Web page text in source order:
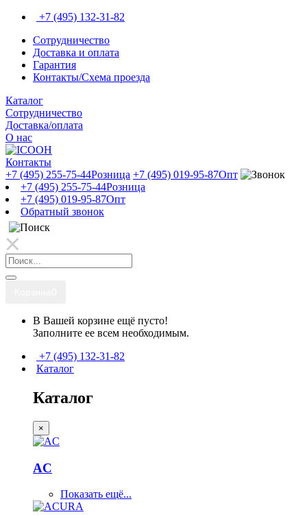
+7 (495) 132-31-82
Сотрудничество
Доставка и оплата
Гарантия
Контакты/Схема проезда
Каталог
Сотрудничество
Доставка/оплата
О нас
Контакты
+7 (495) 255-75-44Розница +7 (495) 019-95-87Опт
+7 (495) 255-75-44Розница
+7 (495) 019-95-87Опт
Обратный звонок
В Вашей корзине ещё пусто!
Заполните ее всем необходимым.
+7 (495) 132-31-82
Каталог
Каталог
×
AC
Показать ещё...